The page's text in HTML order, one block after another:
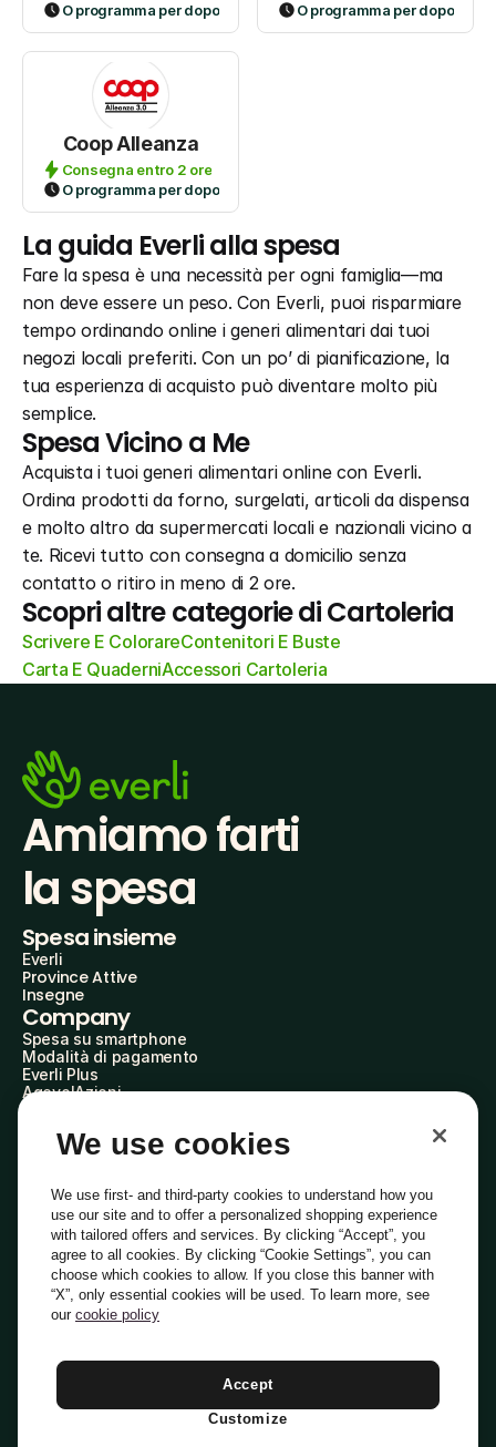
O programma per dopo
O programma per dopo
Coop Alleanza
Consegna entro 2 ore
O programma per dopo
La guida Everli alla spesa
Fare la spesa è una necessità per ogni famiglia—ma
non deve essere un peso. Con Everli, puoi risparmiare
tempo ordinando online i generi alimentari dai tuoi
negozi locali preferiti. Con un po’ di pianificazione, la
tua esperienza di acquisto può diventare molto più
semplice.
Spesa Vicino a Me
Acquista i tuoi generi alimentari online con Everli.
Ordina prodotti da forno, surgelati, articoli da dispensa
e molto altro da supermercati locali e nazionali vicino a
te. Ricevi tutto con consegna a domicilio senza
contatto o ritiro in meno di 2 ore.
Scopri altre categorie di Cartoleria
Scrivere E ColorareContenitori E Buste
Carta E QuaderniAccessori Cartoleria
Amiamo farti
la spesa
Spesa insieme
Everli
Province Attive
Insegne
Company
Spesa su smartphone
Modalità di pagamento
Everli Plus
AgevolAzioni
Everli Shoppers
Scopri chi siamo
Domande frequenti
Lavora con noi
Diventa Shopper
Investitori
PrivacyCookiePreferenze Cookie
Termini e Condizioni
Italiano
We use cookies
We use first- and third-party cookies to understand how you
use our site and to offer a personalized shopping experience
with tailored offers and services. By clicking “Accept”, you
agree to all cookies. By clicking “Cookie Settings”, you can
choose which cookies to allow. If you close this banner with
“X”, only essential cookies will be used. To learn more, see
our cookie policy
Accept
Customize